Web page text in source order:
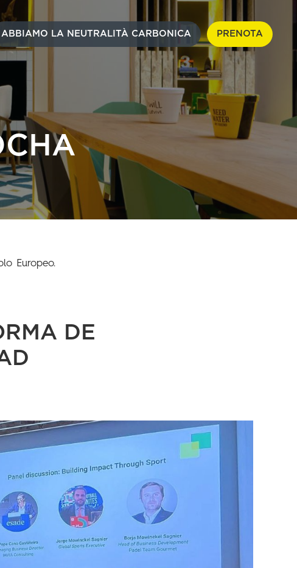
ABBIAMO LA NEUTRALITÀ CARBONICA PRENOTA
Europeo.
DE